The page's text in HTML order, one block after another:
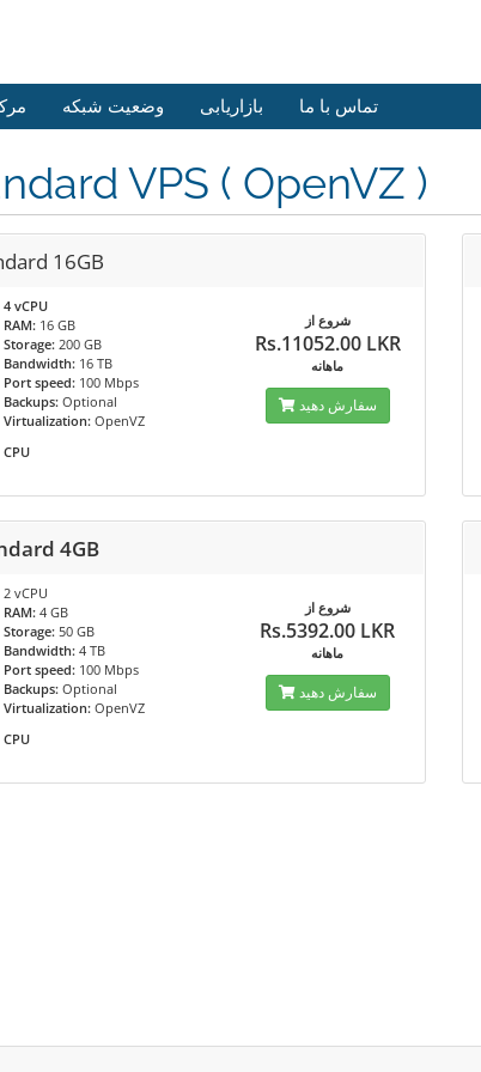
وضعیت شبکه بازاریابی تماس با ما
VPS ( OpenVZ )
16GB
4 vCPU
RAM:16 GB
Storage:200 GB
Bandwidth:16 TB
Port speed:100 Mbps
Backups:Optional
Virtualization:OpenVZ
CPU
شروع از
Rs.11052.00 LKR
ماهانه
سفارش دهید
4GB
2 vCPU
RAM:4 GB
Storage:50 GB
Bandwidth:4 TB
Port speed:100 Mbps
Backups:Optional
Virtualization:OpenVZ
CPU
شروع از
Rs.5392.00 LKR
ماهانه
سفارش دهید